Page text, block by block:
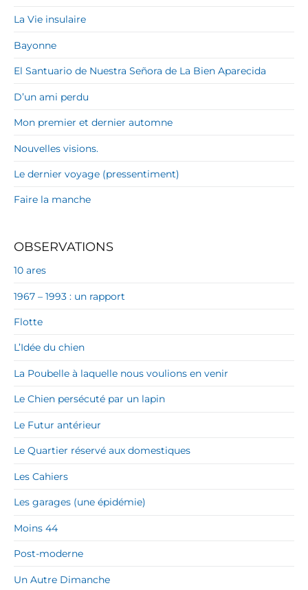
La Vie insulaire
Bayonne
El Santuario de Nuestra Señora de La Bien Aparecida
D’un ami perdu
Mon premier et dernier automne
Nouvelles visions.
Le dernier voyage (pressentiment)
Faire la manche
OBSERVATIONS
10 ares
1967 – 1993 : un rapport
Flotte
L’Idée du chien
La Poubelle à laquelle nous voulions en venir
Le Chien persécuté par un lapin
Le Futur antérieur
Le Quartier réservé aux domestiques
Les Cahiers
Les garages (une épidémie)
Moins 44
Post-moderne
Un Autre Dimanche